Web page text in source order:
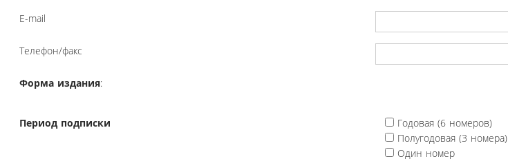
E-mail
Телефон/факс
Форма издания:
Период подписки
Годовая (6 номеров)
Полугодовая (3 номера)
Один номер